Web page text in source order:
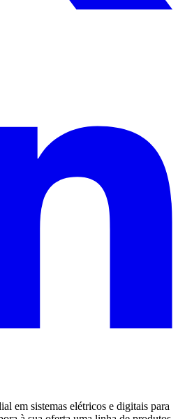
em sistemas elétricos e digitais para